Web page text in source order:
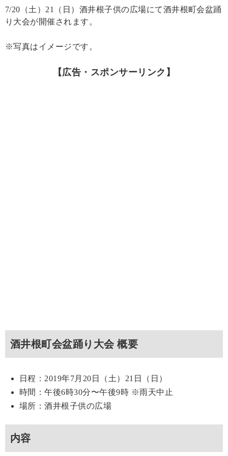
7/20（土）21（日）酒井根子供の広場にて酒井根町会盆踊
り大会が開催されます。
※写真はイメージです。
【広告・スポンサーリンク】
酒井根町会盆踊り大会 概要
日程：2019年7月20日（土）21日（日）
時間：午後6時30分〜午後9時 ※雨天中止
場所：酒井根子供の広場
内容